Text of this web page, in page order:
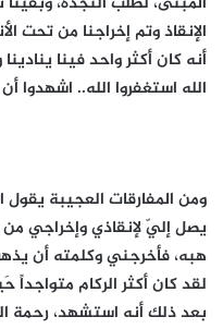
الإنقاذ وتم إخراجنا من تحت
أنه كان أكثر واحد فينا
الله استغفروا الله.. اشهدوا
ومن المفارقات العجيبة
يصل إليّ لإنقاذي وإخراجي
هبه، فأخرجني وكلمته أن
لقد كان أكثر الركام
بعد ذلك أنه استشهد، رحمة